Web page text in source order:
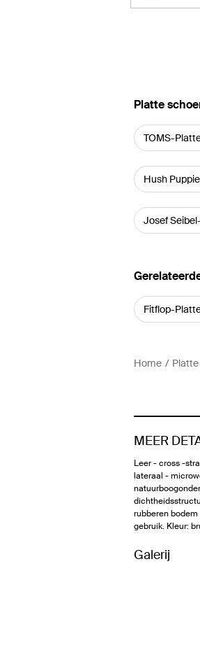
‪Platte
TOMS-
Hush
Josef
Fitflop-
Home
MEER
Leer - cross -
lateraal -
rubberen
gebruik. Kleur:
Galerij